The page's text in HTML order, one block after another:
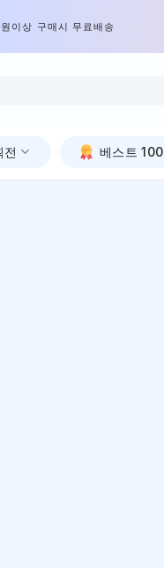
이상 구매시 무료배송
전 베스트 100